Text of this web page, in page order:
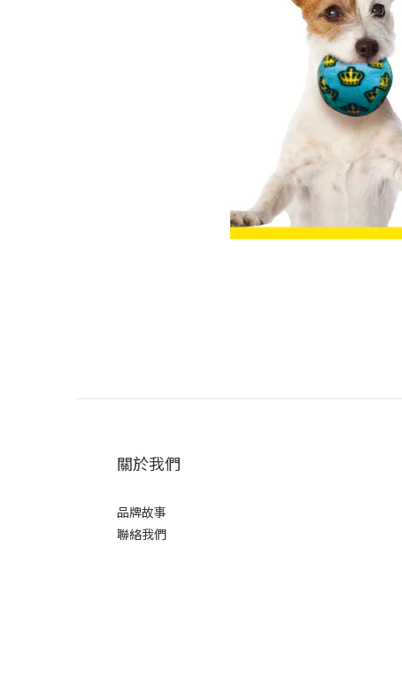
關於我們
品牌故事
聯絡我們